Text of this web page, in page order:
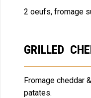
2 oeufs, fromage
GRILLED
Fromage cheddar
patates.